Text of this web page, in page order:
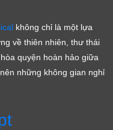
không chỉ là một lựa
về thiên nhiên, thư thái
quyện hoàn hảo giữa
những không gian nghỉ